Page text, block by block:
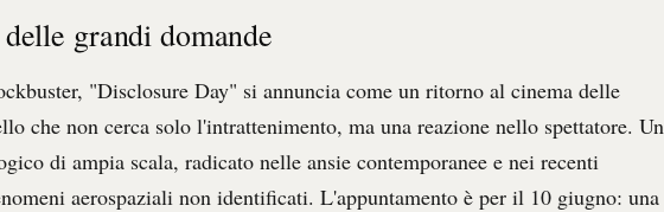
grandi domande
"Disclosure Day" si annuncia come un ritorno al cinema delle
che non cerca solo l'intrattenimento, ma una reazione nello spettatore. Un
di ampia scala, radicato nelle ansie contemporanee e nei recenti
aerospaziali non identificati. L'appuntamento è per il 10 giugno: una